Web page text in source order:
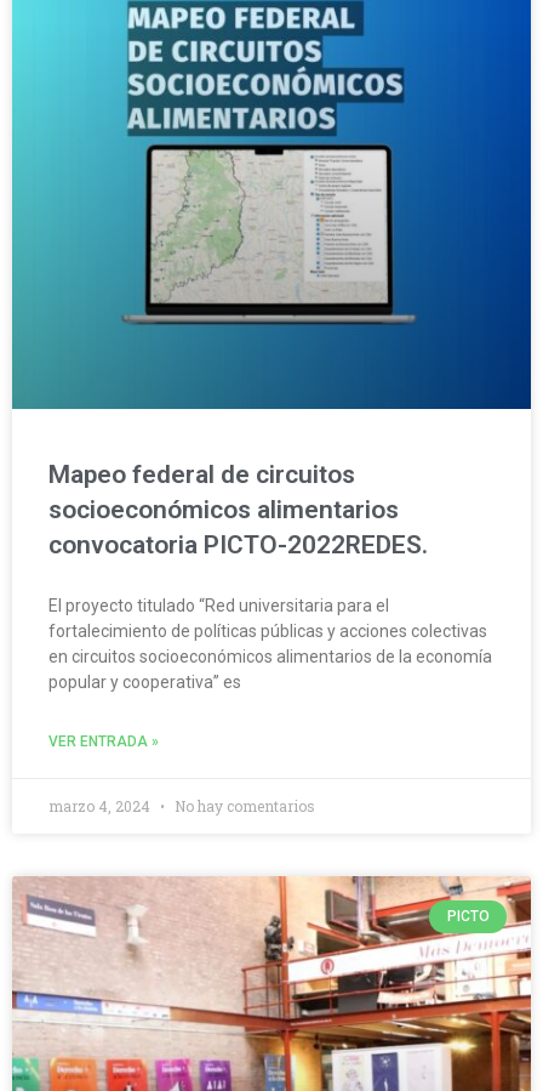
Mapeo federal de circuitos
socioeconómicos alimentarios
convocatoria PICTO-2022REDES.
El proyecto titulado “Red universitaria para el
fortalecimiento de políticas públicas y acciones colectivas
en circuitos socioeconómicos alimentarios de la economía
popular y cooperativa” es
VER ENTRADA »
marzo 4, 2024 No hay comentarios
PICTO